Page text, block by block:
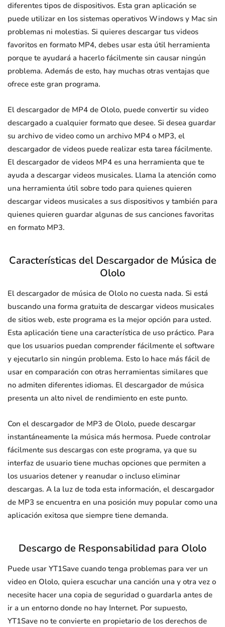
diferentes tipos de dispositivos. Esta gran aplicación se
puede utilizar en los sistemas operativos Windows y Mac sin
problemas ni molestias. Si quieres descargar tus videos
favoritos en formato MP4, debes usar esta útil herramienta
porque te ayudará a hacerlo fácilmente sin causar ningún
problema. Además de esto, hay muchas otras ventajas que
ofrece este gran programa.
El descargador de MP4 de Ololo, puede convertir su video
descargado a cualquier formato que desee. Si desea guardar
su archivo de video como un archivo MP4 o MP3, el
descargador de videos puede realizar esta tarea fácilmente.
El descargador de videos MP4 es una herramienta que te
ayuda a descargar videos musicales. Llama la atención como
una herramienta útil sobre todo para quienes quieren
descargar videos musicales a sus dispositivos y también para
quienes quieren guardar algunas de sus canciones favoritas
en formato MP3.
Características del Descargador de Música de
Ololo
El descargador de música de Ololo no cuesta nada. Si está
buscando una forma gratuita de descargar videos musicales
de sitios web, este programa es la mejor opción para usted.
Esta aplicación tiene una característica de uso práctico. Para
que los usuarios puedan comprender fácilmente el software
y ejecutarlo sin ningún problema. Esto lo hace más fácil de
usar en comparación con otras herramientas similares que
no admiten diferentes idiomas. El descargador de música
presenta un alto nivel de rendimiento en este punto.
Con el descargador de MP3 de Ololo, puede descargar
instantáneamente la música más hermosa. Puede controlar
fácilmente sus descargas con este programa, ya que su
interfaz de usuario tiene muchas opciones que permiten a
los usuarios detener y reanudar o incluso eliminar
descargas. A la luz de toda esta información, el descargador
de MP3 se encuentra en una posición muy popular como una
aplicación exitosa que siempre tiene demanda.
Descargo de Responsabilidad para Ololo
Puede usar YT1Save cuando tenga problemas para ver un
video en Ololo, quiera escuchar una canción una y otra vez o
necesite hacer una copia de seguridad o guardarla antes de
ir a un entorno donde no hay Internet. Por supuesto,
YT1Save no te convierte en propietario de los derechos de